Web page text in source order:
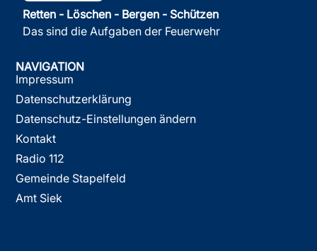
Retten - Löschen - Bergen - Schützen
Das sind die Aufgaben der Feuerwehr
NAVIGATION
Impressum
Datenschutzerklärung
Datenschutz-Einstellungen ändern
Kontakt
Radio 112
Gemeinde Stapelfeld
Amt Siek